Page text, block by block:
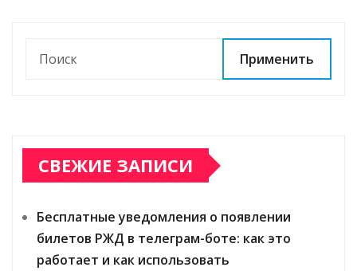
Применить
СВЕЖИЕ ЗАПИСИ
Бесплатные уведомления о появлении
билетов РЖД в телеграм-боте: как это
работает и как использовать